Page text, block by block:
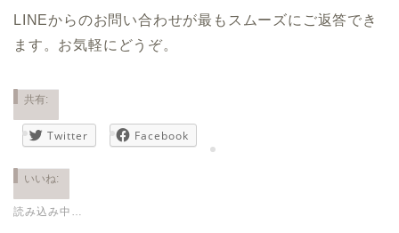
LINEからのお問い合わせが最もスムーズにご返答でき
ます。お気軽にどうぞ。
共有:
Twitter Facebook
いいね:
読み込み中…